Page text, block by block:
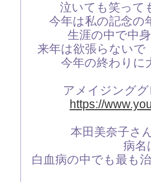
泣いても笑って
今年は私の記念の
生涯の中で中
来年は欲張らない
今年の終わりに
アメイジング
https://
本田美奈子さ
病名
白血病の中でも最も